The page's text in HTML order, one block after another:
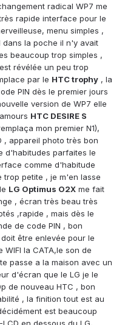
radical WP7 me
rapide interface pour le
menu simples ,
la poche il n'y avait
beaucoup trop simples ,
révélée un peu trop
par le HTC trophy , la
PIN dès le premier jours
version de WP7 elle
HTC DESIRE S
mon premier N1),
, appareil photo très bon
d'habitudes parfaites le
comme d'habitude
trop petite , je m'en lasse
LG Optimus O2X me fait
, écran très beau très
,rapide , mais dès le
de code PIN , bon
être enlevée pour le
la CATA,le son de
passe a la maison avec un
d'écran que le LG je le
de nouveau HTC , bon
, la finition tout est au
est beaucoup